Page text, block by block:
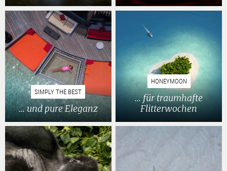
SIMPLY THE BEST
... und pure Eleganz
HONEYMOON
... für traumhafte
Flitterwochen